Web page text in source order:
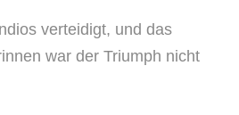
verteidigt, und das
war der Triumph nicht